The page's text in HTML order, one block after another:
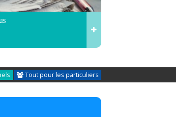
Tout pour les particuliers